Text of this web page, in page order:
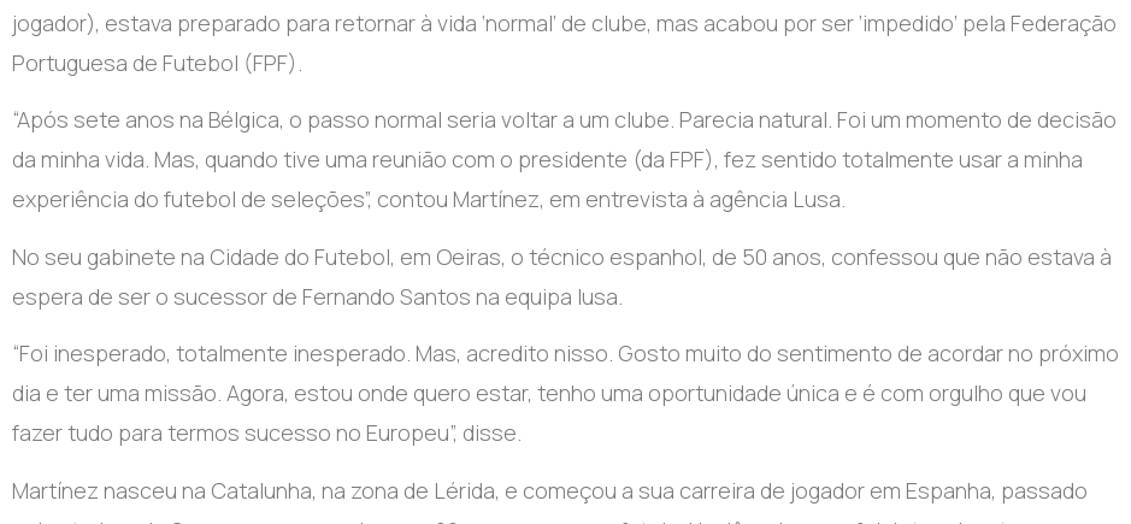
jogador), estava preparado para retornar à vida ‘normal’ de clube, mas acabou por ser ‘impedido’ pela Federação
Portuguesa de Futebol (FPF).
“Após sete anos na Bélgica, o passo normal seria voltar a um clube. Parecia natural. Foi um momento de decisão
da minha vida. Mas, quando tive uma reunião com o presidente (da FPF), fez sentido totalmente usar a minha
experiência do futebol de seleções”, contou Martínez, em entrevista à agência Lusa.
No seu gabinete na Cidade do Futebol, em Oeiras, o técnico espanhol, de 50 anos, confessou que não estava à
espera de ser o sucessor de Fernando Santos na equipa lusa.
“Foi inesperado, totalmente inesperado. Mas, acredito nisso. Gosto muito do sentimento de acordar no próximo
dia e ter uma missão. Agora, estou onde quero estar, tenho uma oportunidade única e é com orgulho que vou
fazer tudo para termos sucesso no Europeu”, disse.
Martínez nasceu na Catalunha, na zona de Lérida, e começou a sua carreira de jogador em Espanha, passado